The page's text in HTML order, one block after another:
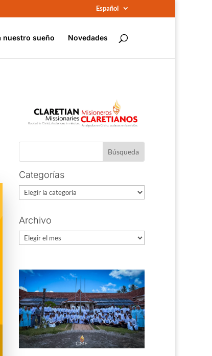
Español
nuestro sueño Novedades
Categorías
Categorías
Archivo
Archivo